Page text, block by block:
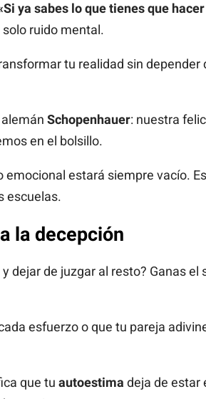
ya sabes lo que tienes que
ruido mental.
tu realidad sin depender
Schopenhauer: nuestra
en el bolsillo.
estará siempre vacío.
escuelas.
la decepción
dejar de juzgar al resto? Ganas el
esfuerzo o que tu pareja
que tu autoestima deja de estar